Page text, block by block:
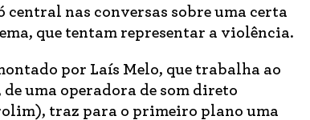
central nas conversas sobre uma certa
que tentam representar a violência.
por Laís Melo, que trabalha ao
uma operadora de som direto
traz para o primeiro plano uma